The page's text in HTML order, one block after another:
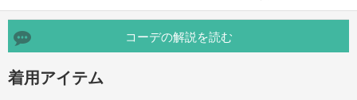
コーデの解説を読む
着用アイテム